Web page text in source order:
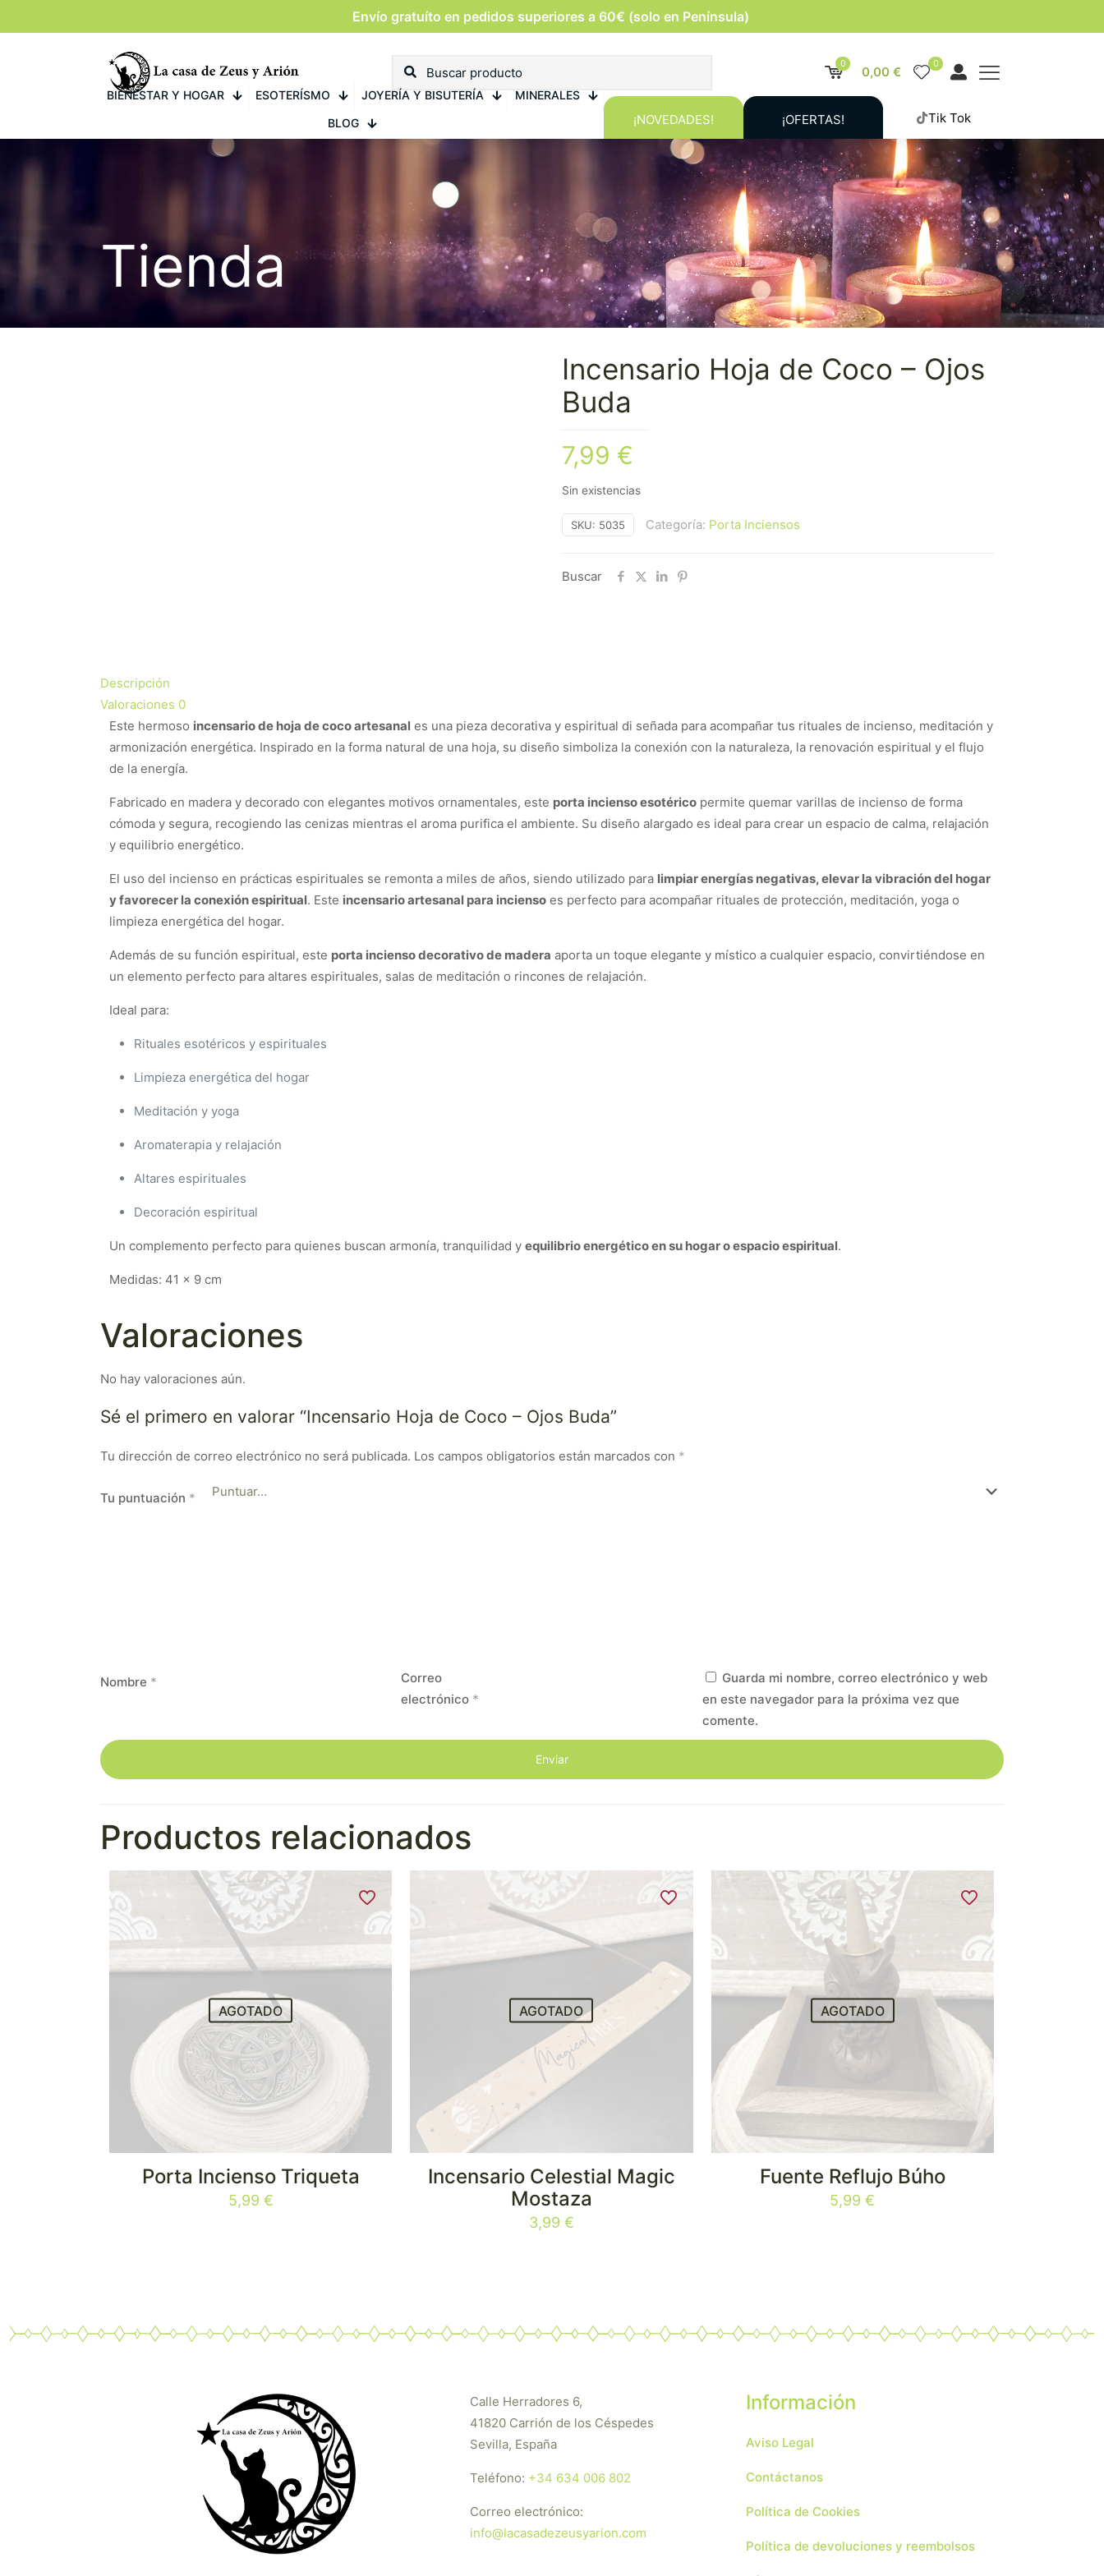
Envío gratuíto en pedidos superiores a 60€ (solo en Península)
0
0,00 €
0
BIENESTAR Y HOGAR ESOTERÍSMO JOYERÍA Y BISUTERÍA
MINERALES
BLOG
¡NOVEDADES! ¡OFERTAS! Tik Tok
Tienda
Incensario Hoja de Coco – Ojos
Buda
7,99 €
Sin existencias
SKU: 5035 Categoría: Porta Inciensos
Buscar
Descripción
Valoraciones 0
Este hermoso incensario de hoja de coco artesanal es una pieza decorativa y espiritual di señada para acompañar tus rituales de incienso, meditación y
armonización energética. Inspirado en la forma natural de una hoja, su diseño simboliza la conexión con la naturaleza, la renovación espiritual y el flujo
de la energía.
Fabricado en madera y decorado con elegantes motivos ornamentales, este porta incienso esotérico permite quemar varillas de incienso de forma
cómoda y segura, recogiendo las cenizas mientras el aroma purifica el ambiente. Su diseño alargado es ideal para crear un espacio de calma, relajación
y equilibrio energético.
El uso del incienso en prácticas espirituales se remonta a miles de años, siendo utilizado para limpiar energías negativas, elevar la vibración del hogar
y favorecer la conexión espiritual. Este incensario artesanal para incienso es perfecto para acompañar rituales de protección, meditación, yoga o
limpieza energética del hogar.
Además de su función espiritual, este porta incienso decorativo de madera aporta un toque elegante y místico a cualquier espacio, convirtiéndose en
un elemento perfecto para altares espirituales, salas de meditación o rincones de relajación.
Ideal para:
Rituales esotéricos y espirituales
Limpieza energética del hogar
Meditación y yoga
Aromaterapia y relajación
Altares espirituales
Decoración espiritual
Un complemento perfecto para quienes buscan armonía, tranquilidad y equilibrio energético en su hogar o espacio espiritual.
Medidas: 41 x 9 cm
Valoraciones
No hay valoraciones aún.
Sé el primero en valorar “Incensario Hoja de Coco – Ojos Buda”
Tu dirección de correo electrónico no será publicada. Los campos obligatorios están marcados con *
Tu puntuación *
Nombre *
Correo
electrónico *
Guarda mi nombre, correo electrónico y web
en este navegador para la próxima vez que
comente.
Productos relacionados
AGOTADO
Porta Incienso Triqueta
5,99 €
AGOTADO
Incensario Celestial Magic
Mostaza
3,99 €
AGOTADO
Fuente Reflujo Búho
5,99€
Calle Herradores 6,
41820 Carrión de los Céspedes
Sevilla, España
Teléfono: +34 634 006 802
Correo electrónico:
info@lacasadezeusyarion.com
Información
Aviso Legal
Contáctanos
Política de Cookies
Política de devoluciones y reembolsos